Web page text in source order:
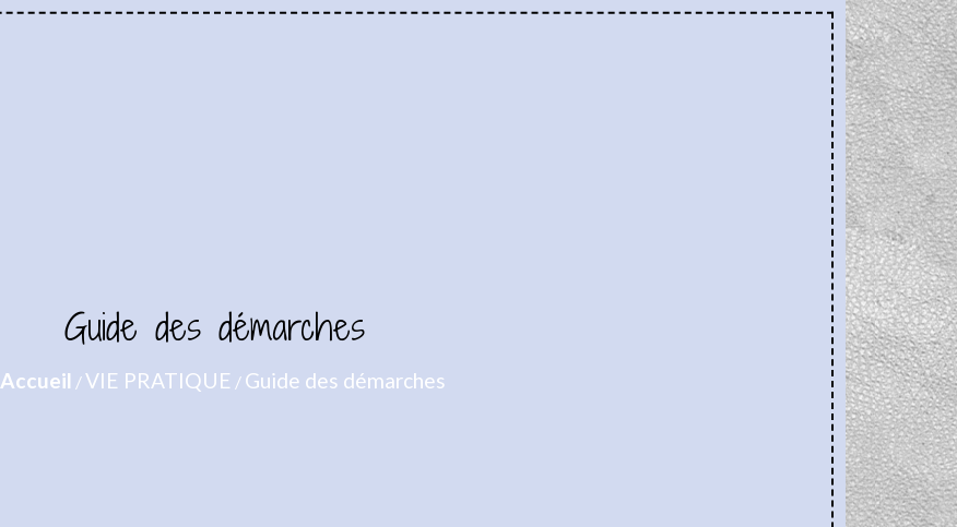
Guide des démarches
Accueil /VIE PRATIQUE / Guide des démarches